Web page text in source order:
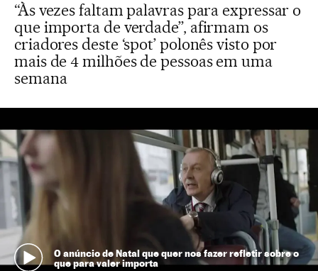
“Às vezes faltam palavras para expressar o
que importa de verdade”, afirmam os
criadores deste ‘spot’ polonês visto por
mais de 4 milhões de pessoas em uma
semana
O anúncio de Natal que quer nos fazer refletir sobre o
que para valer importa